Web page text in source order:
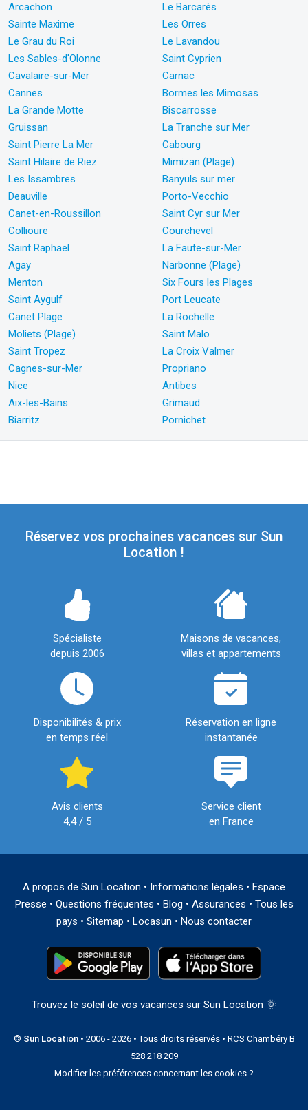
Arcachon
Le Barcarès
Sainte Maxime
Les Orres
Le Grau du Roi
Le Lavandou
Les Sables-d'Olonne
Saint Cyprien
Cavalaire-sur-Mer
Carnac
Cannes
Bormes les Mimosas
La Grande Motte
Biscarrosse
Gruissan
La Tranche sur Mer
Saint Pierre La Mer
Cabourg
Saint Hilaire de Riez
Mimizan (Plage)
Les Issambres
Banyuls sur mer
Deauville
Porto-Vecchio
Canet-en-Roussillon
Saint Cyr sur Mer
Collioure
Courchevel
Saint Raphael
La Faute-sur-Mer
Agay
Narbonne (Plage)
Menton
Six Fours les Plages
Saint Aygulf
Port Leucate
Canet Plage
La Rochelle
Moliets (Plage)
Saint Malo
Saint Tropez
La Croix Valmer
Cagnes-sur-Mer
Propriano
Nice
Antibes
Aix-les-Bains
Grimaud
Biarritz
Pornichet
Réservez vos prochaines vacances sur Sun
Location !
Spécialiste
depuis 2006
Maisons de vacances,
villas et appartements
Disponibilités & prix
en temps réel
Réservation en ligne
instantanée
Avis clients
4,4 / 5
Service client
en France
A propos de Sun Location • Informations légales • Espace
Presse • Questions fréquentes • Blog • Assurances • Tous les
pays • Sitemap • Locasun • Nous contacter
Trouvez le soleil de vos vacances sur Sun Location 🌞
© Sun Location• 2006 - 2026 • Tous droits réservés • RCS Chambéry B
528 218 209
Modifier les préférences concernant les cookies ?